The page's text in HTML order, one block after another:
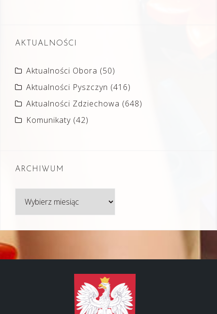
AKTUALNOŚCI
Aktualności Obora (50)
Aktualności Pyszczyn (416)
Aktualności Zdziechowa (648)
Komunikaty (42)
ARCHIWUM